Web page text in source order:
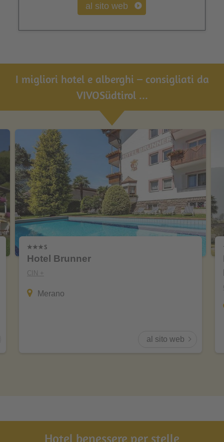
al sito web
I migliori hotel e alberghi – consigliati da
VIVOSüdtirol ...
Hotel Brunner
CIN +
Merano
al sito web
Hotel benessere per stelle